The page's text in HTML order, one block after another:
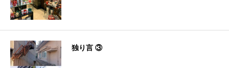
独り言 ③